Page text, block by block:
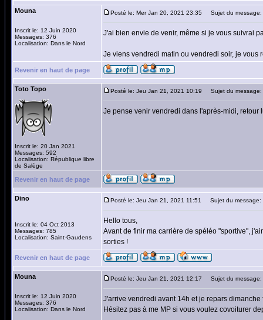
Mouna
Inscrit le: 12 Juin 2020
Messages: 376
Localisation: Dans le Nord
Posté le: Mer Jan 20, 2021 23:35 Sujet du message:
J'ai bien envie de venir, même si je vous suivrai
Je viens vendredi matin ou vendredi soir, je vous
Revenir en haut de page
Toto Topo
Inscrit le: 20 Jan 2021
Messages: 592
Localisation: République libre
de Salège
Posté le: Jeu Jan 21, 2021 10:19 Sujet du message:
Je pense venir vendredi dans l'après-midi, retour
Revenir en haut de page
Dino
Inscrit le: 04 Oct 2013
Messages: 785
Localisation: Saint-Gaudens
Posté le: Jeu Jan 21, 2021 11:51 Sujet du message:
Hello tous,
Avant de finir ma carrière de spéléo "sportive",
sorties !
Revenir en haut de page
Mouna
Inscrit le: 12 Juin 2020
Messages: 376
Localisation: Dans le Nord
Posté le: Jeu Jan 21, 2021 12:17 Sujet du message:
J'arrive vendredi avant 14h et je repars
Hésitez pas à me MP si vous voulez covoiturer